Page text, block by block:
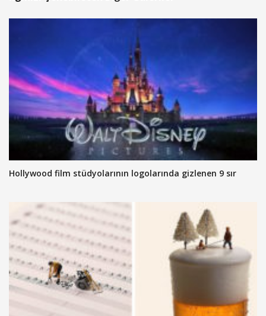
Hollywood film stüdyolarının logolarında gizlenen 9 sır